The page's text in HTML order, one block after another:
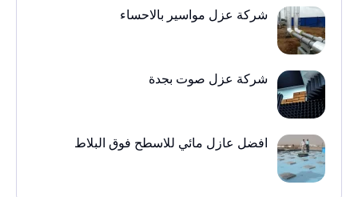
شركة عزل مواسير بالاحساء
شركة عزل صوت بجدة
افضل عازل مائي للاسطح فوق البلاط